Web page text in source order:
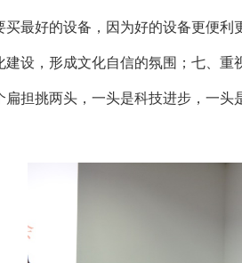
买最好的设备，因为好的设备更便
建设，形成文化自信的氛围；七、
扁担挑两头，一头是科技进步，一